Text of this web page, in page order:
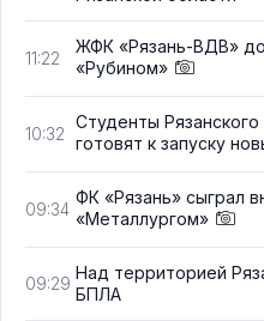
11:22
ЖФК «Рязань-ВДВ»
«Рубином»
10:32
Студенты
готовят к запуску
09:34
ФК «Рязань» сыграл
«Металлургом»
09:29
Над территорией
БПЛА